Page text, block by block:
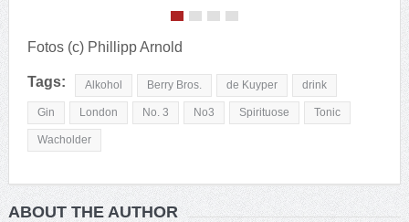
Fotos (c) Phillipp Arnold
Tags: Alkohol Berry Bros. de Kuyper drink
Gin London No. 3 No3 Spirituose Tonic
Wacholder
ABOUT THE AUTHOR